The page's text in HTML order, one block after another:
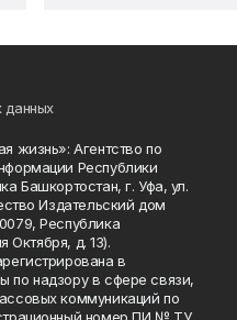
данных
жизнь»: Агентство по
Республики
Башкортостан, г. Уфа, ул.
Издательский дом
Республика
Октября, д. 13).
в
по надзору в сфере связи,
коммуникаций по